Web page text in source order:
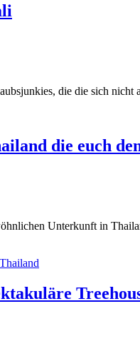
die die sich
die euch
Unterkunft in
Thailand